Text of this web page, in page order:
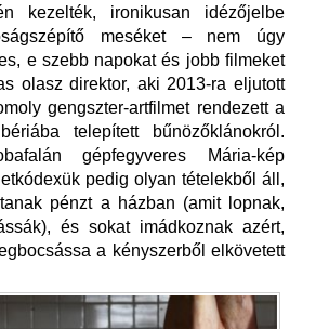
kezelték, ironikusan idézőjelbe
meséket – nem úgy
e szebb napokat és jobb filmeket
olasz direktor, aki 2013-ra eljutott
gengszter-artfilmet rendezett a
telepített bűnözőklánokról.
gépfegyveres Mária-kép
pedig olyan tételekből áll,
pénzt a házban (amit lopnak,
és sokat imádkoznak azért,
a kényszerből elkövetett